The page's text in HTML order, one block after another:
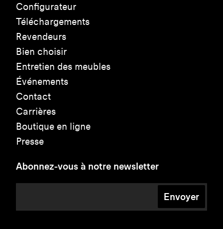
Configurateur
Téléchargements
Revendeurs
Bien choisir
Entretien des meubles
Événements
Contact
Carrières
Boutique en ligne
Presse
Abonnez-vous à notre newsletter
Envoyer